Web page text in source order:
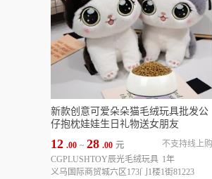
新款创意可爱朵朵猫毛绒玩具批发公
仔抱枕娃娃生日礼物送女朋友
12 .00 ~ 28 .00 元
不支持线上购
CGPLUSHTOY辰光毛绒玩具 1年
义乌国际商贸城六区173门1楼1街81223